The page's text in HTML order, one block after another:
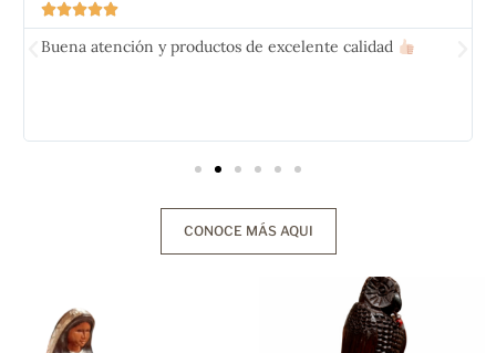

Buena atención y productos de excelente calidad
CONOCE MÁS AQUI